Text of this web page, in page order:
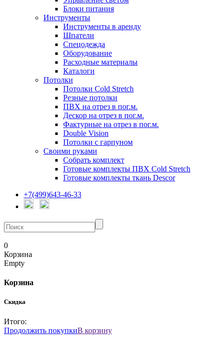
Блоки питания
Инструменты
Инструменты в аренду
Шпатели
Спецодежда
Оборудование
Расходные материалы
Каталоги
Потолки
Потолки Cold Stretch
Резные потолки
ПВХ на отрез в пог.м.
Дескор на отрез в пог.м.
Фактурные на отрез в пог.м.
Double Vision
Потолки с гарпуном
Своими руками
Собрать комплект
Готовые комплекты ПВХ Cold Stretch
Готовые комплекты ткань Descor
+7(499)643-46-33
0
Корзина
Empty
Корзина
Скидка
Итого:
Продолжить покупкиВ корзину